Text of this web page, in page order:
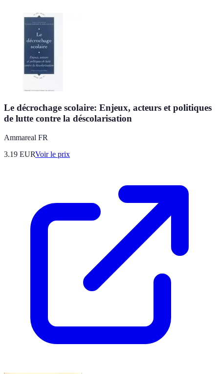
Le décrochage scolaire: Enjeux, acteurs et politiques
de lutte contre la déscolarisation
Ammareal FR
3.19 EURVoir le prix